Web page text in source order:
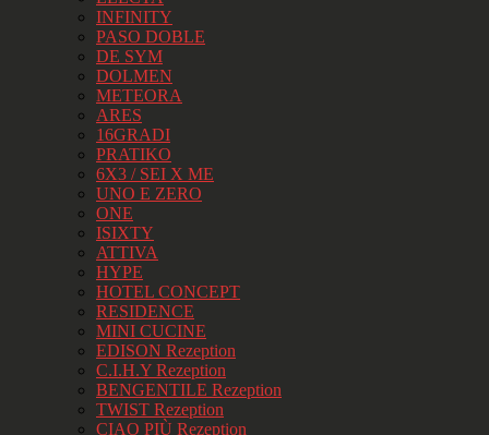
INFINITY
PASO DOBLE
DE SYM
DOLMEN
METEORA
ARES
16GRADI
PRATIKO
6X3 / SEI X ME
UNO E ZERO
ONE
ISIXTY
ATTIVA
HYPE
HOTEL CONCEPT
RESIDENCE
MINI CUCINE
EDISON Rezeption
C.I.H.Y Rezeption
BENGENTILE Rezeption
TWIST Rezeption
CIAO PIÙ Rezeption